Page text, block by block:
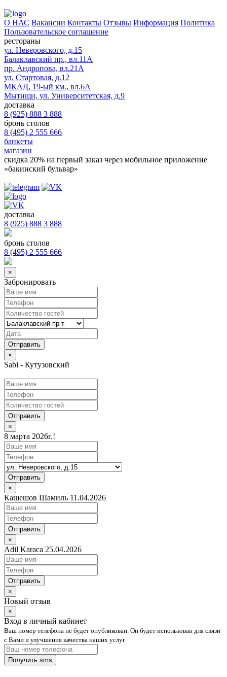
О НАС Вакансии Контакты Отзывы Информация Политика
Пользовательское соглашение
рестораны
ул. Неверовского, д.15
Балаклавский пр., вл.11А
пр. Андропова, вл.21А
ул. Стартовая, д.12
МКАД, 19-ый км., вл.6А
Мытищи, ул. Университетская, д.9
доставка
8 (925) 888 3 888
бронь столов
8 (495) 2 555 666
банкеты
магазин
скидка 20% на первый заказ через мобильное приложение
«бакинский бульвар»
доставка
8 (925) 888 3 888
бронь столов
8 (495) 2 555 666
×
Забронировать
×
Sabi - Кутузовский
Отправить
×
8 марта 2026г.!
Отправить
×
Кашешов Шамиль 11.04.2026
Отправить
×
Adil Karaca 25.04.2026
Отправить
×
Новый отзыв
×
Вход в личный кабинет
Ваш номер телефона не будет опубликован. Он будет использован для связи
с Вами и улучшения качества наших услуг